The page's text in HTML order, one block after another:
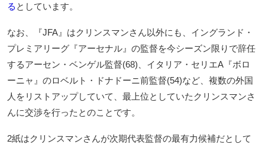
る としています。
なお、『JFA』はクリンスマンさん以外にも、イングランド・
プレミアリーグ『アーセナル』の監督を今シーズン限りで辞任
するアーセン・ベンゲル監督(68)、イタリア・セリエA『ボロ
ーニャ』のロベルト・ドナドーニ前監督(54)など、複数の外国
人をリストアップしていて、最上位としていたクリンスマンさ
んに交渉を行ったとのことです。
2紙はクリンスマンさんが次期代表監督の最有力候補だとして